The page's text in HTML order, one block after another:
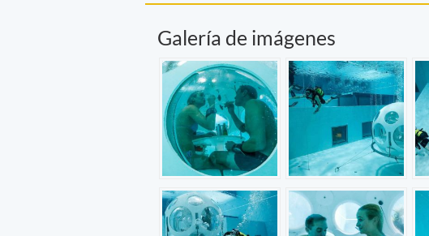
Galería de imágenes